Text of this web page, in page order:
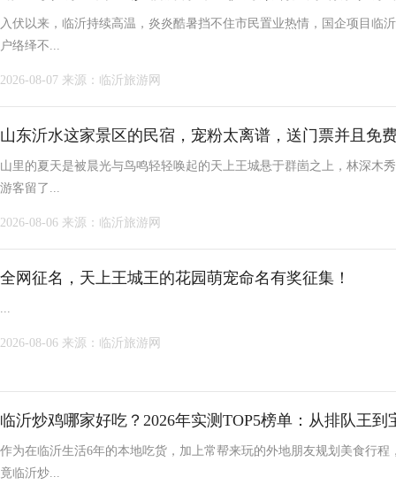
入伏以来，临沂持续高温，炎炎酷暑挡不住市民置业热情，国企项目临
户络绎不...
2026-08-07 来源：临沂旅游网
山东沂水这家景区的民宿，宠粉太离谱，送门票并且免
山里的夏天是被晨光与鸟鸣轻轻唤起的天上王城悬于群崮之上，林深木
游客留了...
2026-08-06 来源：临沂旅游网
全网征名，天上王城王的花园萌宠命名有奖征集！
...
2026-08-06 来源：临沂旅游网
临沂炒鸡哪家好吃？2026年实测TOP5榜单：从排队王到
作为在临沂生活6年的本地吃货，加上常帮来玩的外地朋友规划美食行
竟临沂炒...